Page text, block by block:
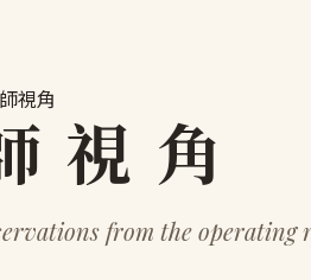
視角
視 角
from the operating